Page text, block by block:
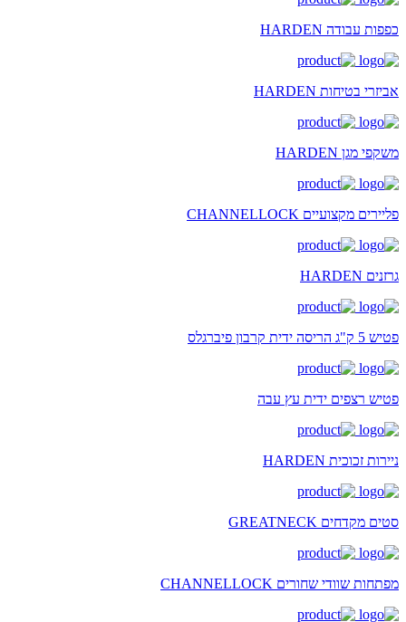
כפפות עבודה HARDEN
אביזרי בטיחות HARDEN
משקפי מגן HARDEN
פליירים מקצועיים CHANNELLOCK
גרזנים HARDEN
פטיש 5 ק"ג הריסה ידית קרבון פיברגלס
פטיש רצפים ידית עץ עבה
ניירות זכוכית HARDEN
סטים מקדחים GREATNECK
מפתחות שוודי שחורים CHANNELLOCK